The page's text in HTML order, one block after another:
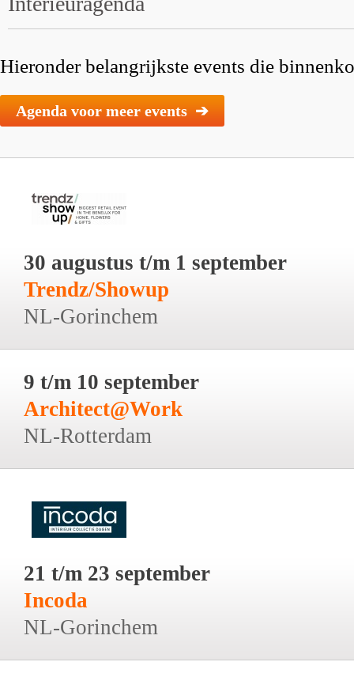
Hieronder belangrijkste events die
Agenda voor meer events ➔
30 augustus t/m 1 september
Trendz/Showup
NL-Gorinchem
9 t/m 10 september
Architect@Work
NL-Rotterdam
21 t/m 23 september
Incoda
NL-Gorinchem